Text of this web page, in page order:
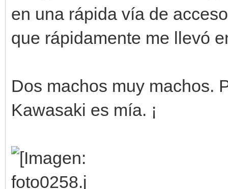
en una rápida vía de
que rápidamente me llevó
Dos machos muy machos.
Kawasaki es mía. ¡